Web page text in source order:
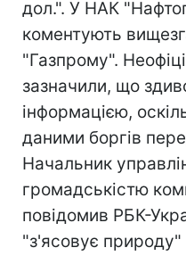
дол.". У НАК
коментують
"Газпрому".
зазначили, що
інформацією,
даними боргів
Начальник
громадськістю
повідомив РБК-
"з'ясовує